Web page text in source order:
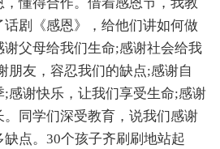
剧《感恩》，给他们讲如何做
父母给我们生命;感谢社会给我
朋友，容忍我们的缺点;感谢自
感谢快乐，让我们享受生命;感谢
同学们深受教育，说我们感谢
点。30个孩子齐刷刷地站起